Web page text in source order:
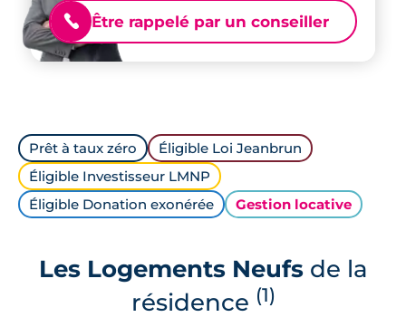
📞 Être rappelé par un conseiller
Prêt à taux zéro
Éligible Loi Jeanbrun
Éligible Investisseur LMNP
Éligible Donation exonérée
Gestion locative
Les Logements Neufsde la
résidence (1)